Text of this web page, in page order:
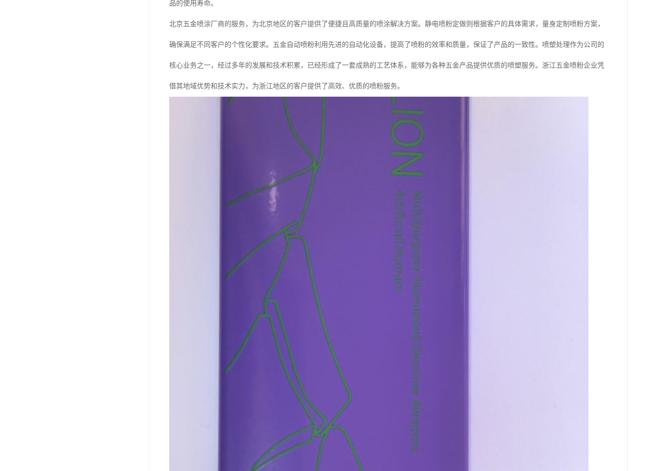
品的使用寿命。
北京五金喷涂厂商的服务，为北京地区的客户提供了便捷且高质量的喷涂解决方案。静电喷粉定做则根据客户的具体需求，量身定制喷粉方案，
确保满足不同客户的个性化要求。五金自动喷粉利用先进的自动化设备，提高了喷粉的效率和质量，保证了产品的一致性。喷塑处理作为公司的
核心业务之一，经过多年的发展和技术积累，已经形成了一套成熟的工艺体系，能够为各种五金产品提供优质的喷塑服务。浙江五金喷粉企业凭
借其地域优势和技术实力，为浙江地区的客户提供了高效、优质的喷粉服务。